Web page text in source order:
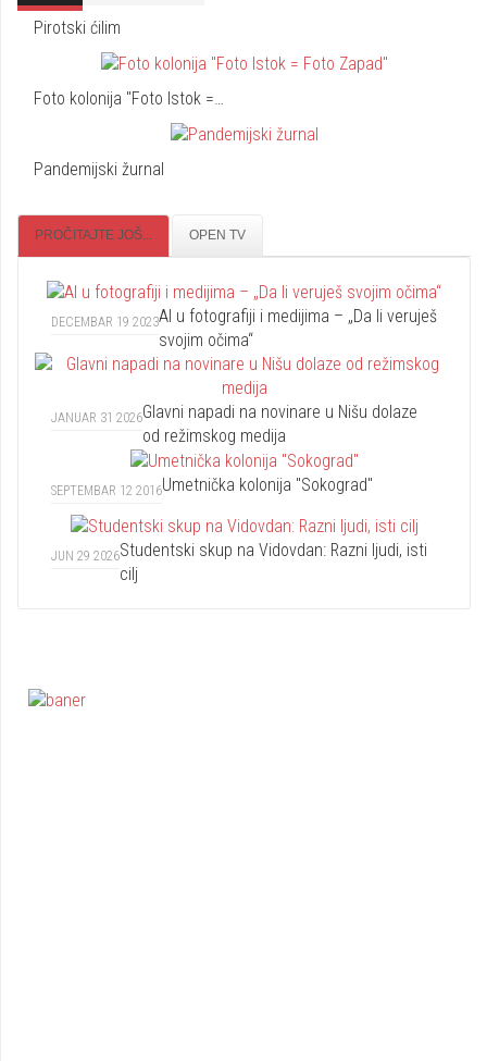
Pirotski ćilim
Foto kolonija "Foto Istok =…
Pandemijski žurnal
PROČITAJTE JOŠ... OPEN TV
DECEMBAR 19 2023AI u fotografiji i medijima – „Da li veruješ
svojim očima“
JANUAR 31 2026Glavni napadi na novinare u Nišu dolaze
od režimskog medija
SEPTEMBAR 12 2016Umetnička kolonija "Sokograd"
JUN 29 2026Studentski skup na Vidovdan: Razni ljudi, isti
cilj